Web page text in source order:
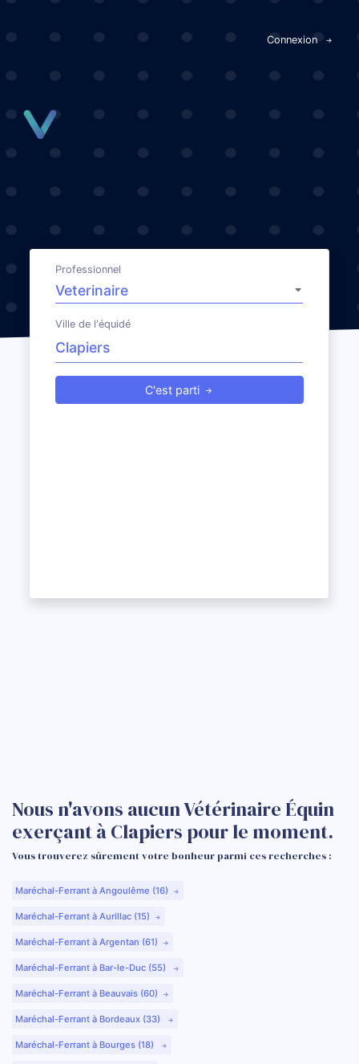
Connexion
Professionnel
Ville de l'équidé
C'est parti
Nous n'avons aucun Vétérinaire Équin
exerçant à Clapiers pour le moment.
Vous trouverez sûrement votre bonheur parmi ces recherches :
Maréchal-Ferrant à Angoulême (16)
Maréchal-Ferrant à Aurillac (15)
Maréchal-Ferrant à Argentan (61)
Maréchal-Ferrant à Bar-le-Duc (55)
Maréchal-Ferrant à Beauvais (60)
Maréchal-Ferrant à Bordeaux (33)
Maréchal-Ferrant à Bourges (18)